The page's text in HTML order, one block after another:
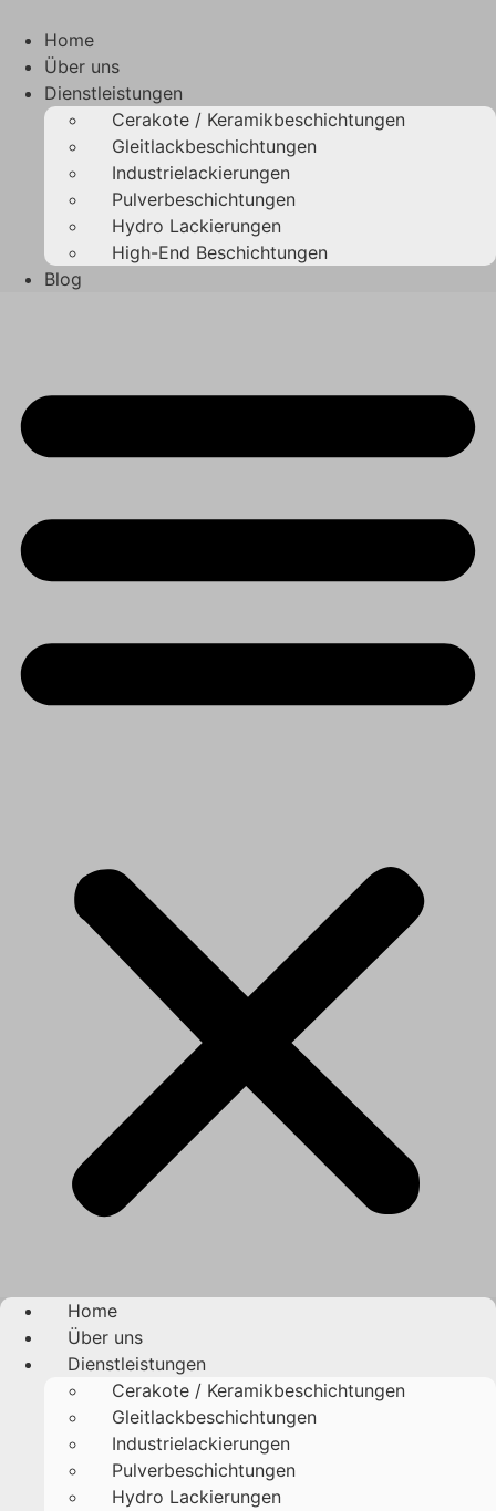
Inhalt
springen
Home
Über uns
Dienstleistungen
Cerakote / Keramikbeschichtungen
Gleitlackbeschichtungen
Industrielackierungen
Pulverbeschichtungen
Hydro Lackierungen
High-End Beschichtungen
Blog
Home
Über uns
Dienstleistungen
Cerakote / Keramikbeschichtungen
Gleitlackbeschichtungen
Industrielackierungen
Pulverbeschichtungen
Hydro Lackierungen